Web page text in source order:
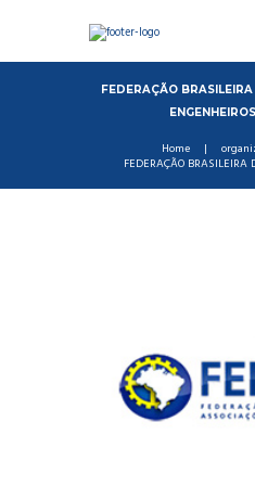
FEDERAÇÃO
Home
FEDERAÇÃO BRASILEIRA